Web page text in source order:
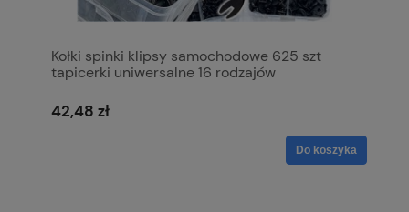
Kołki spinki klipsy samochodowe 625 szt
tapicerki uniwersalne 16 rodzajów
42,48 zł
Do koszyka